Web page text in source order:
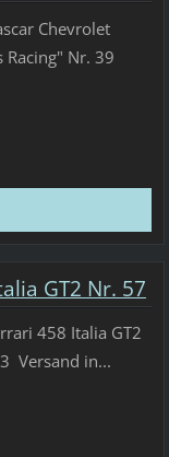
Chevrolet
Racing" Nr. 39
GT2 Nr. 57
458 Italia GT2
Versand in...